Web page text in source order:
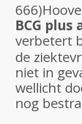
BCG
verbetert
de
niet in
wellicht
nog